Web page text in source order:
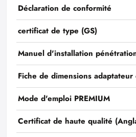
Déclaration de conformité
certificat de type (GS)
Manuel d'installation
Fiche de dimensions
Mode d'emploi PREMIUM
Certificat de haute qualité